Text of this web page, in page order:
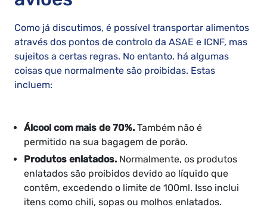
Como já discutimos, é possível transportar alimentos
através dos pontos de controlo da ASAE e ICNF, mas
sujeitos a certas regras. No entanto, há algumas
coisas que normalmente são proibidas. Estas
incluem:
Álcool com mais de 70%. Também não é
permitido na sua bagagem de porão.
Produtos enlatados. Normalmente, os produtos
enlatados são proibidos devido ao líquido que
contêm, excedendo o limite de 100ml. Isso inclui
itens como chili, sopas ou molhos enlatados.